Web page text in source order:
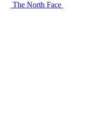
The North Face